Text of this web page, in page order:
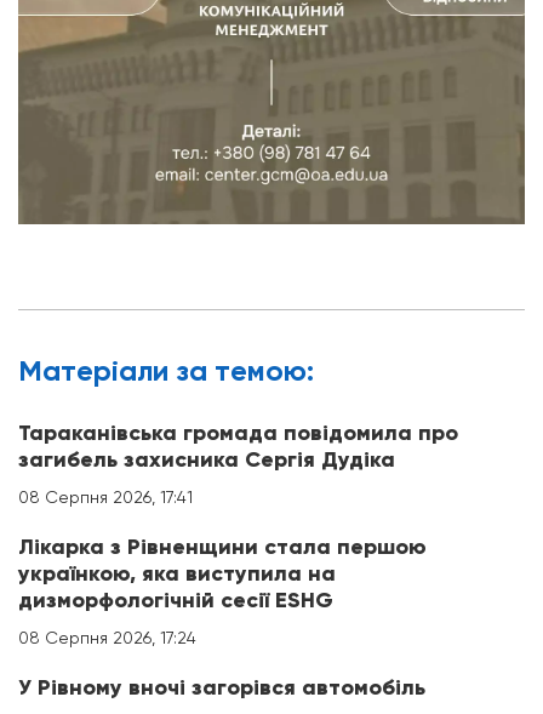
Матерiали за темою:
Тараканівська громада повідомила про
загибель захисника Сергія Дудіка
08 Серпня 2026, 17:41
Лікарка з Рівненщини стала першою
українкою, яка виступила на
дизморфологічній сесії ESHG
08 Серпня 2026, 17:24
У Рівному вночі загорівся автомобіль